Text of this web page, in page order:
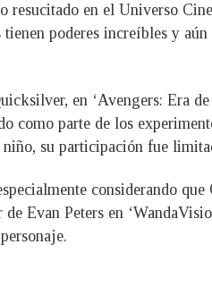
resucitado en el Universo
poderes increíbles y
en ‘Avengers: Era
como parte de los
su participación fue
considerando
Peters en